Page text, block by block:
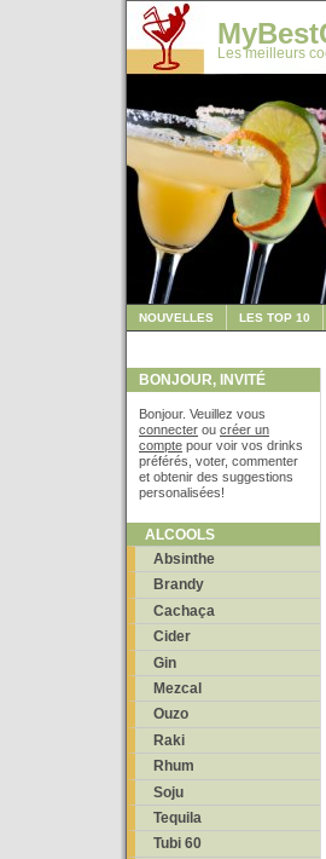
Les meilleurs
NOUVELLES LES TOP 10
BONJOUR, INVITÉ
Bonjour. Veuillez vous
connecter ou créer un
compte pour voir vos drinks
préférés, voter, commenter
et obtenir des suggestions
personalisées!
ALCOOLS
Absinthe
Brandy
Cachaça
Cider
Gin
Mezcal
Ouzo
Raki
Rhum
Soju
Tequila
Tubi 60